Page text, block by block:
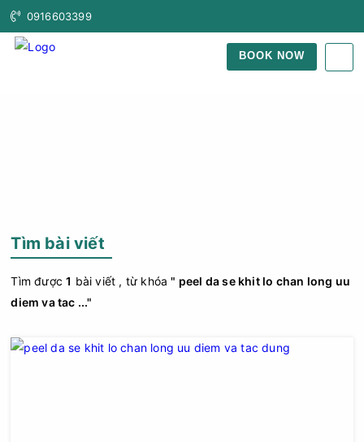
0916603399
BOOK NOW
Tìm bài viết
Tìm được1 bài viết , từ khóa" peel da se khit lo chan long uu
diem va tac ..."